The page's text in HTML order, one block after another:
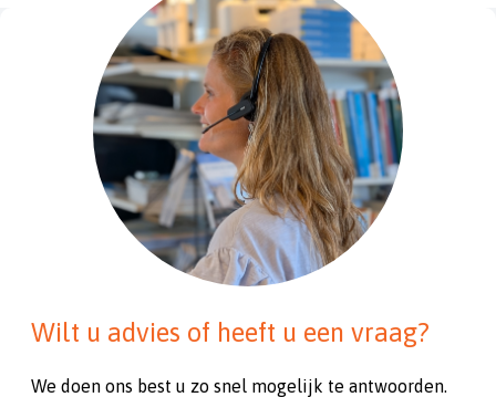
Wilt u advies of heeft u een vraag?
We doen ons best u zo snel mogelijk te antwoorden.